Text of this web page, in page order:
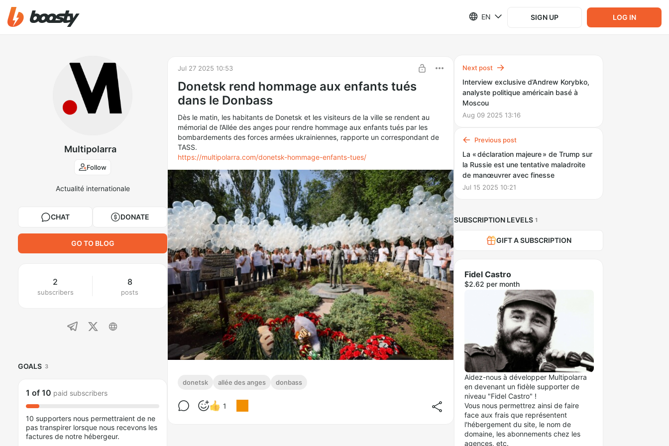
EN SIGN UP LOG IN
Multipolarra
Follow
Actualité internationale
CHAT DONATE
GO TO BLOG
2
subscribers
8
posts
GOALS 3
1 of 10 paid subscribers
10 supporters nous permettraient de ne
pas transpirer lorsque nous recevons les
factures de notre hébergeur.
Jul 27 2025 10:53
Donetsk rend hommage aux enfants tués
dans le Donbass
Dès le matin, les habitants de Donetsk et les visiteurs de la ville se rendent au
mémorial de l’Allée des anges pour rendre hommage aux enfants tués par les
bombardements des forces armées ukrainiennes, rapporte un correspondant de
TASS.
https://multipolarra.com/donetsk-hommage-enfants-tues/
donetsk allée des anges donbass
1
Next post
Interview exclusive d’Andrew Korybko,
analyste politique américain basé à
Moscou
Aug 09 2025 13:16
Previous post
La « déclaration majeure » de Trump sur
la Russie est une tentative maladroite
de manœuvrer avec finesse
Jul 15 2025 10:21
SUBSCRIPTION LEVELS 1
GIFT A SUBSCRIPTION
Fidel Castro
$2.62 per month
Aidez-nous à développer Multipolarra
en devenant un fidèle supporter de
niveau "Fidel Castro" !
Vous nous permettrez ainsi de faire
face aux frais que représentent
l'hébergement du site, le nom de
domaine, les abonnements chez les
agences, etc.